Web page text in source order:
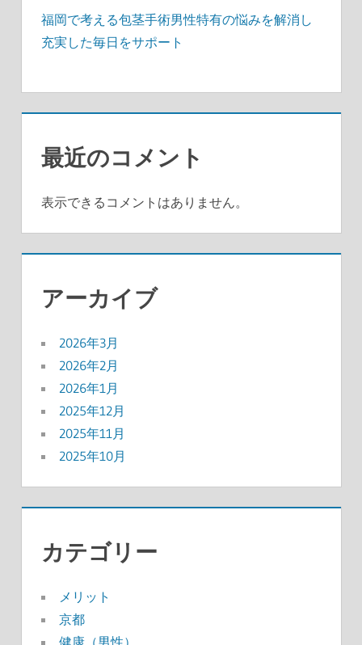
福岡で考える包茎手術男性特有の悩みを解消し
充実した毎日をサポート
最近のコメント
表示できるコメントはありません。
アーカイブ
2026年3月
2026年2月
2026年1月
2025年12月
2025年11月
2025年10月
カテゴリー
メリット
京都